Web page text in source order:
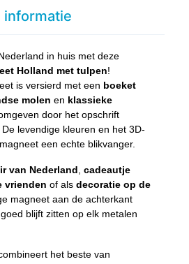
informatie
in huis met deze
Holland met tulpen!
is versierd met een boeket
molen en klassieke
door het opschrift
levendige kleuren en het 3D-
een echte blikvanger.
van Nederland, cadeautje
vrienden of als decoratie op de
magneet aan de achterkant
blijft zitten op elk metalen
het beste van